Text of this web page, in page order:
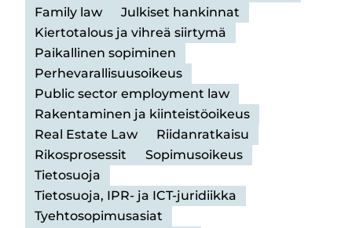
Family law
Julkiset hankinnat
Kiertotalous ja vihreä siirtymä
Paikallinen sopiminen
Perhevarallisuusoikeus
Public sector employment law
Rakentaminen ja kiinteistöoikeus
Real Estate Law
Riidanratkaisu
Rikosprosessit
Sopimusoikeus
Tietosuoja
Tietosuoja, IPR- ja ICT-juridiikka
Tyehtosopimusasiat